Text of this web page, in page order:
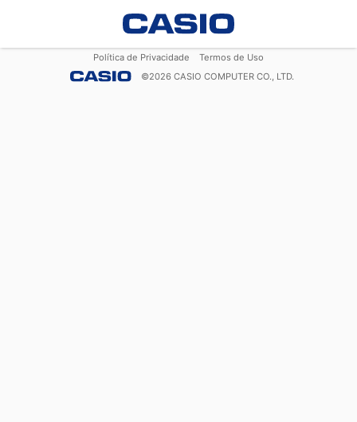
Política de Privacidade
Termos de Uso
©2026 CASIO COMPUTER CO., LTD.